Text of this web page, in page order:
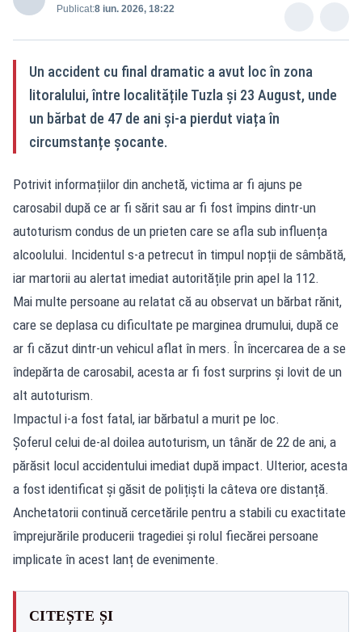
Publicat:8 iun. 2026, 18:22
Un accident cu final dramatic a avut loc în zona
litoralului, între localitățile Tuzla și 23 August, unde
un bărbat de 47 de ani și-a pierdut viața în
circumstanțe șocante.
Potrivit informațiilor din anchetă, victima ar fi ajuns pe
carosabil după ce ar fi sărit sau ar fi fost împins dintr-un
autoturism condus de un prieten care se afla sub influența
alcoolului. Incidentul s-a petrecut în timpul nopții de sâmbătă,
iar martorii au alertat imediat autoritățile prin apel la 112.
Mai multe persoane au relatat că au observat un bărbat rănit,
care se deplasa cu dificultate pe marginea drumului, după ce
ar fi căzut dintr-un vehicul aflat în mers. În încercarea de a se
îndepărta de carosabil, acesta ar fi fost surprins și lovit de un
alt autoturism.
Impactul i-a fost fatal, iar bărbatul a murit pe loc.
Șoferul celui de-al doilea autoturism, un tânăr de 22 de ani, a
părăsit locul accidentului imediat după impact. Ulterior, acesta
a fost identificat și găsit de polițiști la câteva ore distanță.
Anchetatorii continuă cercetările pentru a stabili cu exactitate
împrejurările producerii tragediei și rolul fiecărei persoane
implicate în acest lanț de evenimente.
CITEȘTE ȘI